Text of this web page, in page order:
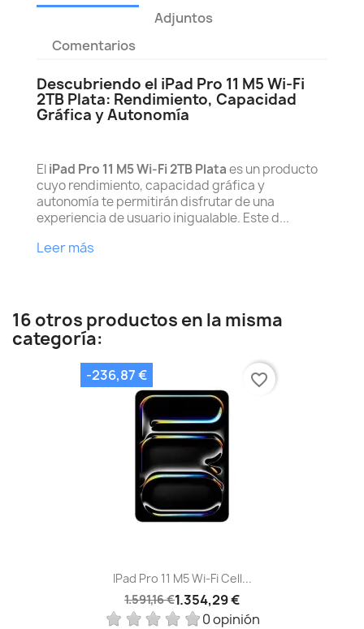
Adjuntos
Comentarios
Descubriendo el iPad Pro 11 M5 Wi‑Fi
2TB Plata: Rendimiento, Capacidad
Gráfica y Autonomía
EliPad Pro 11 M5 Wi‑Fi 2TB Plataes un producto
cuyo rendimiento, capacidad gráfica y
autonomía te permitirán disfrutar de una
experiencia de usuario inigualable. Este d...
Leer más
16 otros productos en la misma
categoría:
IPad Pro 11 M5 Wi-Fi Cell...
1.591,16 €1.354,29 €
0 opinión
-236,87 € favorite_border